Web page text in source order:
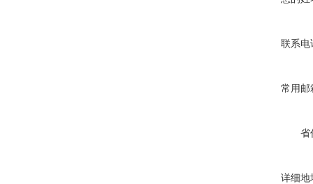
联系电
常用邮
省
详细地